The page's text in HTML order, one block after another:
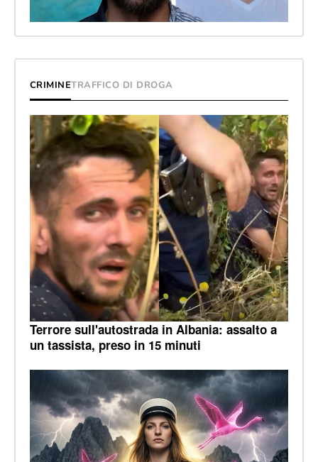
CRIMINETRAFFICO DI DROGA
Terrore sull'autostrada in Albania: assalto a
un tassista, preso in 15 minuti